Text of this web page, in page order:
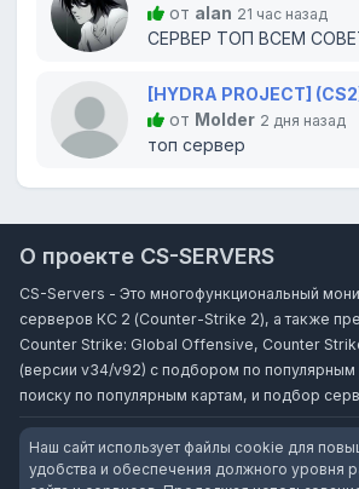
от alan 21 час назад
[HYDRA PROJECT]
от Molder 2 дня назад
топ сервер
О проекте CS-SERVERS
CS-Servers - Это многофункциональный
серверов КС 2 (Counter-Strike 2), а также
Counter Strike: Global Offensive, Counter
(версии v34/v92) с подбором по
поиску по популярным картам, и подбор
Наш сайт использует файлы cookie для
удобства и обеспечения должного уровня